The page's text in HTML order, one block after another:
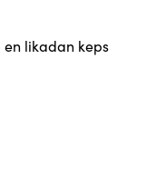
en likadan keps